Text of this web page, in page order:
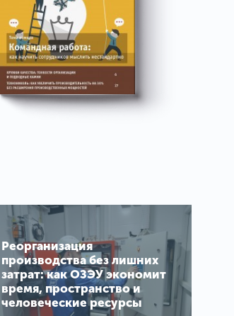
Реорганизация
производства без лишних
затрат: как ОЗЭУ экономит
время, пространство и
человеческие ресурсы